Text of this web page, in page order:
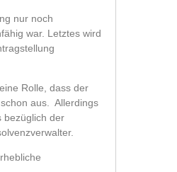
nur noch
war. Letztes wird
Rolle, dass der
aus. Allerdings
bezüglich der